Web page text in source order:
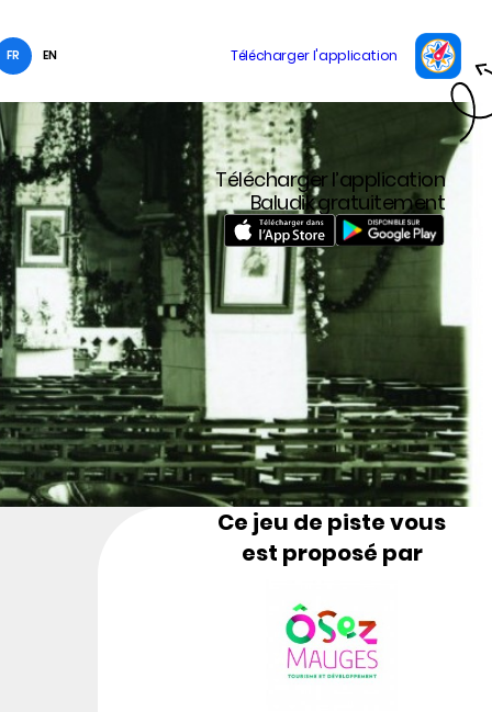
FR EN
Télécharger l’application
Baludik gratuitement
Ce jeu de piste vous
est proposé par